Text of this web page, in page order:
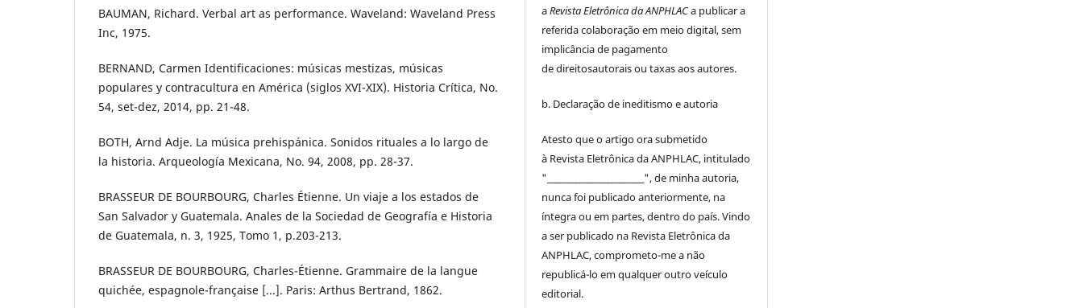
BAUMAN, Richard. Verbal art as performance. Waveland: Waveland Press
Inc, 1975.
BERNAND, Carmen Identificaciones: músicas mestizas, músicas
populares y contracultura en América (siglos XVI-XIX). Historia Crítica, No.
54, set-dez, 2014, pp. 21-48.
BOTH, Arnd Adje. La música prehispánica. Sonidos rituales a lo largo de
la historia. Arqueología Mexicana, No. 94, 2008, pp. 28-37.
BRASSEUR DE BOURBOURG, Charles Étienne. Un viaje a los estados de
San Salvador y Guatemala. Anales de la Sociedad de Geografía e Historia
de Guatemala, n. 3, 1925, Tomo 1, p.203-213.
BRASSEUR DE BOURBOURG, Charles-Étienne. Grammaire de la langue
quichée, espagnole-française [...]. Paris: Arthus Bertrand, 1862.
aRevista Eletrônica da ANPHLACa publicar a
referida colaboração em meio digital, sem
implicância de pagamento
dedireitosautoraisou taxas aos autores.
b. Declaração de ineditismo e autoria
Atesto que o artigo ora submetido
à Revista Eletrônica da ANPHLAC, intitulado
"________________________", de minha autoria,
nunca foi publicado anteriormente, na
íntegra ou em partes, dentrodo país. Vindo
a ser publicado na Revista Eletrônica da
ANPHLAC, comprometo-me a não
republicá-lo em qualquer outro veículo
editorial.